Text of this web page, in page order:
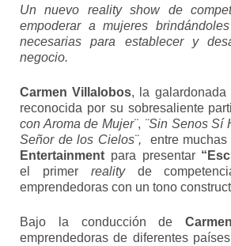
Un nuevo reality show de
empoderar a mujeres
necesarias para establecer y
negocio.
Carmen Villalobos, la galardonada
reconocida por su sobresaliente
con Aroma de Mujer¨, ¨Sin Senos Sí
Señor de los Cielos¨, entre
Entertainment para presentar
el primer realityde
emprendedoras con un tono
Bajo la conducción de
emprendedoras de diferentes